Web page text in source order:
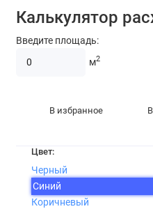
Калькулятор
Введите площадь:
м2
В избранное
Цвет:
Черный
Синий
Коричневый